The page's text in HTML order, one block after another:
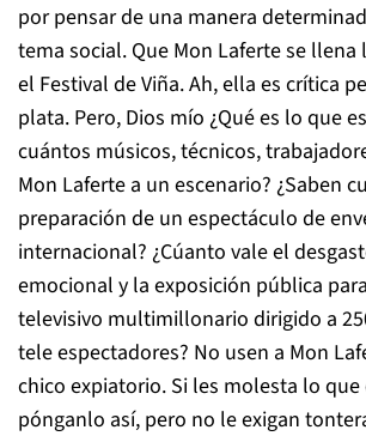
por pensar de una manera
tema social. Que Mon Laferte se
el Festival de Viña. Ah, ella es crítica
plata. Pero, Dios mío ¿Qué es lo que
cuántos músicos, técnicos,
Mon Laferte a un escenario? ¿Saben
preparación de un espectáculo de
internacional? ¿Cúanto vale el
emocional y la exposición pública
televisivo multimillonario dirigido a
tele espectadores? No usen a Mon
chico expiatorio. Si les molesta lo que
pónganlo así, pero no le exigan